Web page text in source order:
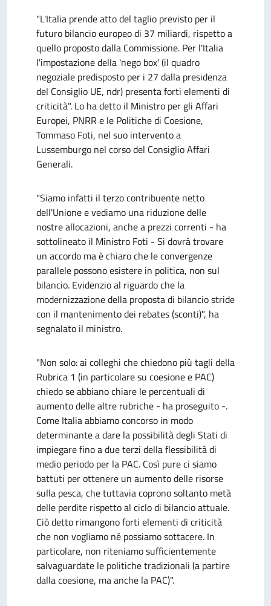
"L'Italia prende atto del taglio previsto per il
futuro bilancio europeo di 37 miliardi, rispetto a
quello proposto dalla Commissione. Per l'Italia
l'impostazione della 'nego box' (il quadro
negoziale predisposto per i 27 dalla presidenza
del Consiglio UE, ndr) presenta forti elementi di
criticità". Lo ha detto il Ministro per gli Affari
Europei, PNRR e le Politiche di Coesione,
Tommaso Foti, nel suo intervento a
Lussemburgo nel corso del Consiglio Affari
Generali.
"Siamo infatti il terzo contribuente netto
dell'Unione e vediamo una riduzione delle
nostre allocazioni, anche a prezzi correnti - ha
sottolineato il Ministro Foti - Si dovrà trovare
un accordo ma è chiaro che le convergenze
parallele possono esistere in politica, non sul
bilancio. Evidenzio al riguardo che la
modernizzazione della proposta di bilancio stride
con il mantenimento dei rebates (sconti)", ha
segnalato il ministro.
"Non solo: ai colleghi che chiedono più tagli della
Rubrica 1 (in particolare su coesione e PAC)
chiedo se abbiano chiare le percentuali di
aumento delle altre rubriche - ha proseguito -.
Come Italia abbiamo concorso in modo
determinante a dare la possibilità degli Stati di
impiegare fino a due terzi della flessibilità di
medio periodo per la PAC. Così pure ci siamo
battuti per ottenere un aumento delle risorse
sulla pesca, che tuttavia coprono soltanto metà
delle perdite rispetto al ciclo di bilancio attuale.
Ciò detto rimangono forti elementi di criticità
che non vogliamo né possiamo sottacere. In
particolare, non riteniamo sufficientemente
salvaguardate le politiche tradizionali (a partire
dalla coesione, ma anche la PAC)".